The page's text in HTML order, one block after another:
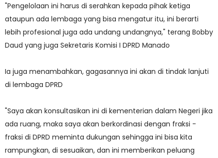
"Pengelolaan ini harus di serahkan kepada pihak ketiga
ataupun ada lembaga yang bisa mengatur itu, ini berarti
lebih profesional juga ada undang undangnya," terang Bobby
Daud yang juga Sekretaris Komisi I DPRD Manado
Ia juga menambahkan, gagasannya ini akan di tindak lanjuti
di lembaga DPRD
"Saya akan konsultasikan ini di kementerian dalam Negeri jika
ada ruang, maka saya akan berkordinasi dengan fraksi -
fraksi di DPRD meminta dukungan sehingga ini bisa kita
rampungkan, di sesuaikan, dan ini memberikan peluang